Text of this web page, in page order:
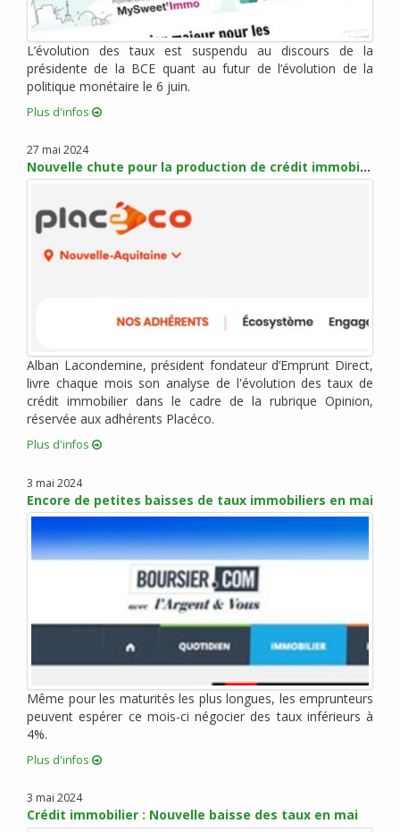
avril 2017 (1)
mars 2017 (7)
février 2017 (10)
janvier 2017 (4)
décembre 2016 (6)
novembre 2016 (7)
octobre 2016 (6)
août 2016 (2)
juillet 2016 (1)
juin 2016 (3)
janvier 2016 (2)
novembre 2015 (9)
octobre 2015 (6)
septembre 2015 (9)
juin 2015 (4)
mai 2015 (5)
avril 2015 (5)
mars 2015 (5)
décembre 2014 (1)
novembre 2014 (1)
septembre 2014 (1)
juillet 2014 (1)
mai 2014 (2)
avril 2014 (1)
mars 2014 (2)
L’évolution des taux est suspendu au discours de la
présidente de la BCE quant au futur de l’évolution de la
politique monétaire le 6 juin.
Plus d'infos
27 mai 2024
Nouvelle chute pour la production de crédit immobilier
Alban Lacondemine, président fondateur d’Emprunt Direct,
livre chaque mois son analyse de l'évolution des taux de
crédit immobilier dans le cadre de la rubrique Opinion,
réservée aux adhérents Placéco.
Plus d'infos
3 mai 2024
Encore de petites baisses de taux immobiliers en mai
Même pour les maturités les plus longues, les emprunteurs
peuvent espérer ce mois-ci négocier des taux inférieurs à
4%.
Plus d'infos
3 mai 2024
Crédit immobilier : Nouvelle baisse des taux en mai